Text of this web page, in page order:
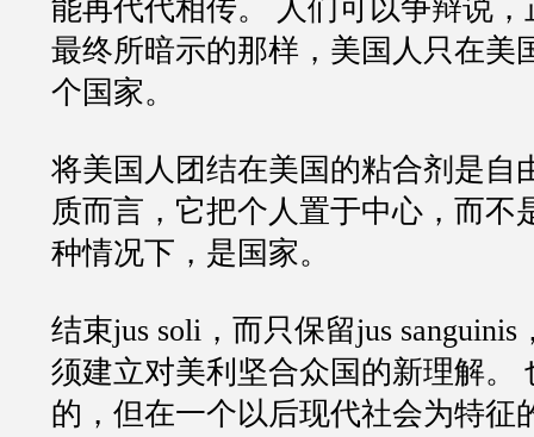
能再代代相传。 人们可以争辩说，
最终所暗示的那样，美国人只在美
个国家。
将美国人团结在美国的粘合剂是自
质而言，它把个人置于中心，而
种情况下，是国家。
结束jus soli，而只保留jus
须建立对美利坚合众国的新理解。
的，但在一个以后现代社会为特征